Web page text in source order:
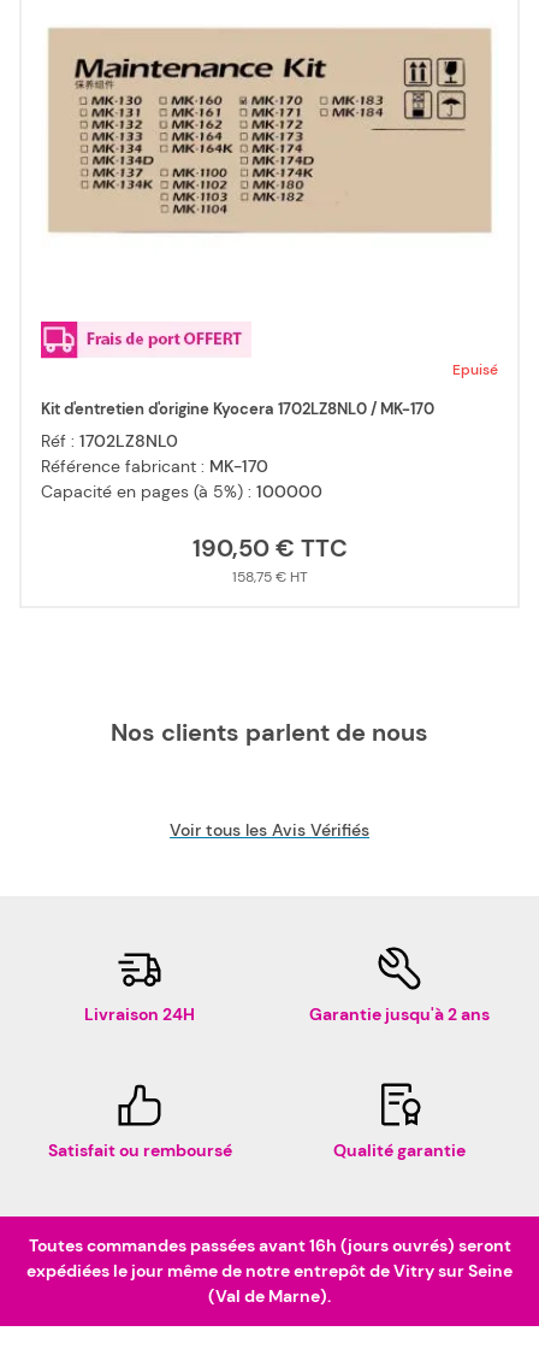
Epuisé
Kit d'entretien d'origine Kyocera 1702LZ8NL0 / MK-170
Réf : 1702LZ8NL0
Référence fabricant : MK-170
Capacité en pages (à 5%) : 100000
190,50 €
158,75 €
Nos clients parlent de nous
Voir tous les Avis Vérifiés
Livraison 24H Garantie jusqu'à 2 ans
Satisfait ou remboursé Qualité garantie
Toutes commandes passées avant 16h (jours ouvrés) seront
expédiées le jour même de notre entrepôt de Vitry sur Seine
(Val de Marne).